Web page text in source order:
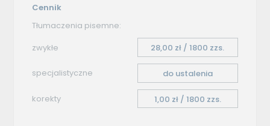
Cennik
Tłumaczenia pisemne:
zwykłe
28,00 zł / 1800 zzs.
specjalistyczne do ustalenia
korekty 1,00 zł / 1800 zzs.